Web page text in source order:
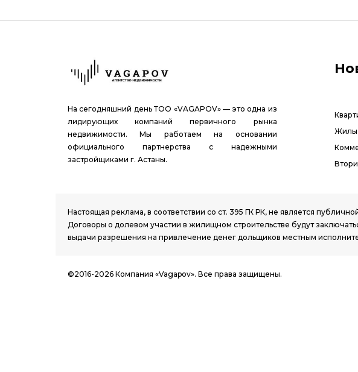
На сегодняшний день ТОО «VAGAPOV» — это одна из
лидирующих компаний первичного рынка
недвижимости. Мы работаем на основании
официального партнерства с надежными
застройщиками г. Астаны.
Настоящая реклама, в соответствии со ст. 395 ГК РК, не является
Договоры о долевом участии в жилищном строительстве будут
выдачи разрешения на привлечение денег дольщиков местным
©2016-2026 Компания «Vagapov». Все права защищены.